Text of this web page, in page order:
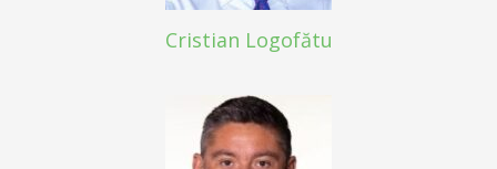
Cristian Logofătu